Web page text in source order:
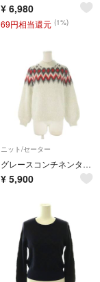
¥ 6,980
69円相当還元 (1%)
ニット/セーター
グレースコンチネンタル ニット セーター 36 グレー フェアアイル柄
¥ 5,900